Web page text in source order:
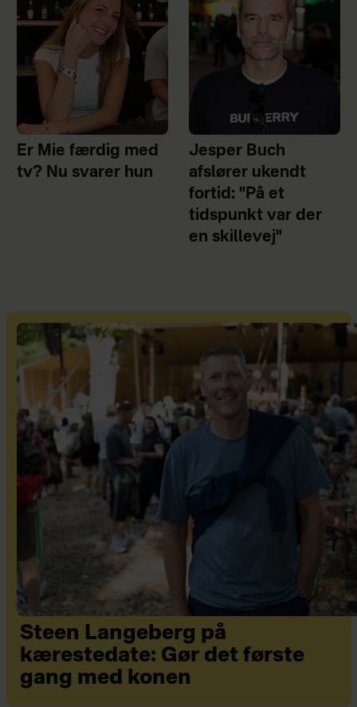
Er Mie færdig med
tv? Nu svarer hun
Jesper Buch
afslører ukendt
fortid: "På et
tidspunkt var der
en skillevej"
Steen Langeberg på
kærestedate: Gør det første
gang med konen